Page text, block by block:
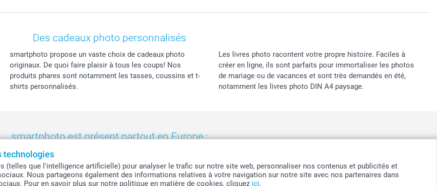
technologies
que l'intelligence artificielle) pour analyser le trafic sur notre site web, personnaliser nos contenus et publicités et
Nous partageons également des informations relatives à votre navigation sur notre site avec nos partenaires dans
Pour en savoir plus sur notre politique en matière de cookies, cliquez ici.
Des cadeaux photo personnalisés
smartphoto propose un vaste choix de cadeaux photo
originaux. De quoi faire plaisir à tous les coups! Nos
produits phares sont notamment les tasses, coussins et t-
shirts personnalisés.
Les livres photo racontent votre propre histoire. Faciles à
créer en ligne, ils sont parfaits pour immortaliser les photos
de mariage ou de vacances et sont très demandés en été,
notamment les livres photo DIN A4 paysage.
smartphoto est présent partout en Europe :
- Nederland